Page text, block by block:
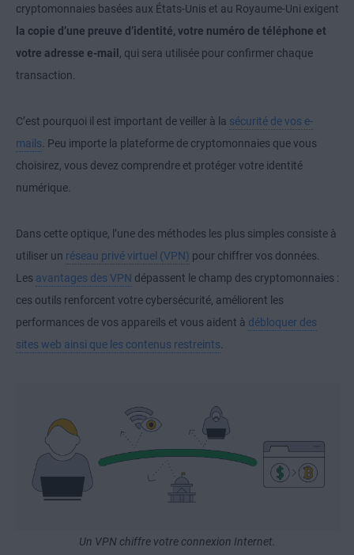
cryptomonnaies basées aux États-Unis et au Royaume-Uni exigent
la copie d’une preuve d’identité, votre numéro de téléphone et
votre adresse e-mail , qui sera utilisée pour confirmer chaque
transaction.
C’est pourquoi il est important de veiller à la sécurité de vos e-
mails. Peu importe la plateforme de cryptomonnaies que vous
choisirez, vous devez comprendre et protéger votre identité
numérique.
Dans cette optique, l’une des méthodes les plus simples consiste à
utiliser un réseau privé virtuel (VPN) pour chiffrer vos données.
Les avantages des VPN dépassent le champ des cryptomonnaies :
ces outils renforcent votre cybersécurité, améliorent les
performances de vos appareils et vous aident à débloquer des
sites web ainsi que les contenus restreints.
Un VPN chiffre votre connexion Internet.